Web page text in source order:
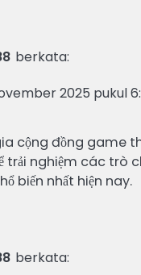
berkata:
2025 pukul
cộng đồng game
trải nghiệm các trò
biến nhất hiện nay.
berkata: